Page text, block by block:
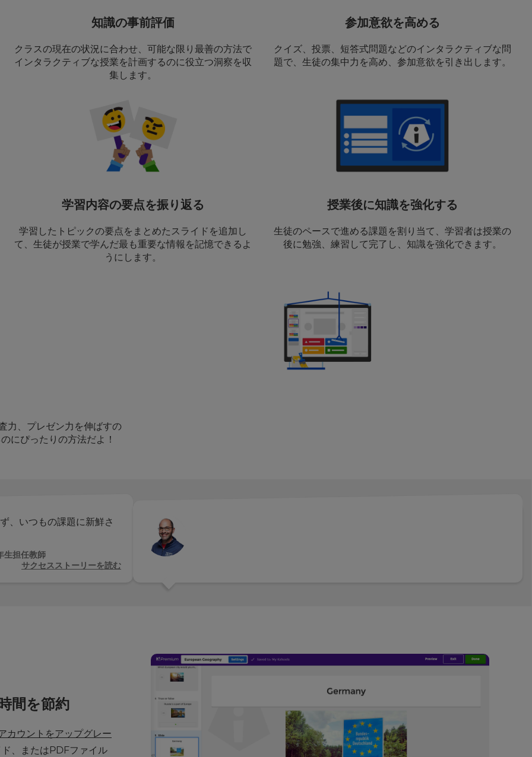
知識の事前評価
クラスの現在の状況に合わせ、可能な限り最善の方法で
インタラクティブな授業を計画するのに役立つ洞察を収
集します。
参加意欲を高める
クイズ、投票、短答式問題などのインタラクティブな問
題で、生徒の集中力を高め、参加意欲を引き出します。
学習内容の要点を振り返る
学習したトピックの要点をまとめたスライドを追加し
て、生徒が授業で学んだ最も重要な情報を記憶できるよ
うにします。
授業後に知識を強化する
生徒のペースで進める課題を割り当て、学習者は授業の
後に勉強、練習して完了し、知識を強化できます。
力、プレゼン力を伸ばすの
にぴったりの方法だよ！
、いつもの課題に新鮮さ
担任教師
サクセスストーリーを読む
間を節約
カウントをアップグレー
、またはPDFファイル